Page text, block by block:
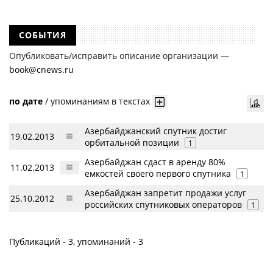
СОБЫТИЯ
Опубликовать/исправить описание организации —
book@cnews.ru
по дате / упоминаниям в текстах
19.02.2013
Азербайджанский спутник достиг
орбитальной позиции
1
11.02.2013
Азербайджан сдаст в аренду 80%
емкостей своего первого спутника
1
25.10.2012
Азербайджан запретит продажи услуг
российских спутниковых операторов
1
Публикаций - 3, упоминаний - 3